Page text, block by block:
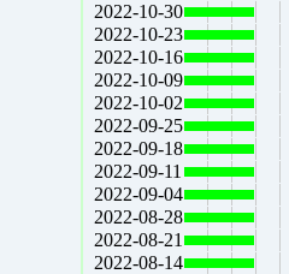
2022-10-30
2022-10-23
2022-10-16
2022-10-09
2022-10-02
2022-09-25
2022-09-18
2022-09-11
2022-09-04
2022-08-28
2022-08-21
2022-08-14